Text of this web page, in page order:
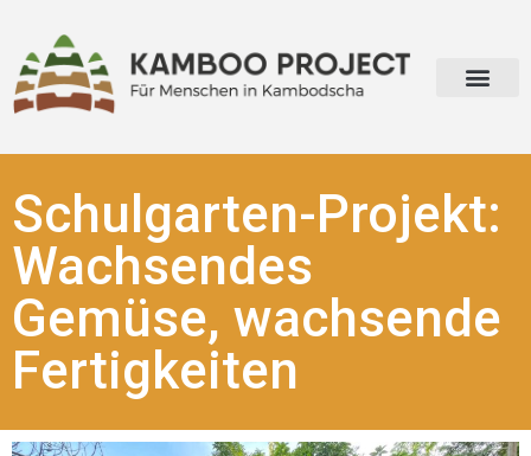
Schulgarten-Projekt:
Wachsendes
Gemüse, wachsende
Fertigkeiten